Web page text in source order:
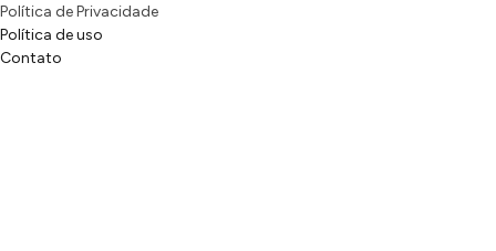
Política de Privacidade
Política de uso
Contato